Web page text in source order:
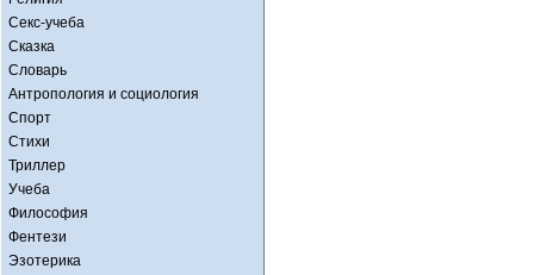
Секс-учеба
Сказка
Словарь
Антропология и социология
Спорт
Стихи
Триллер
Учеба
Философия
Фентези
Эзотерика